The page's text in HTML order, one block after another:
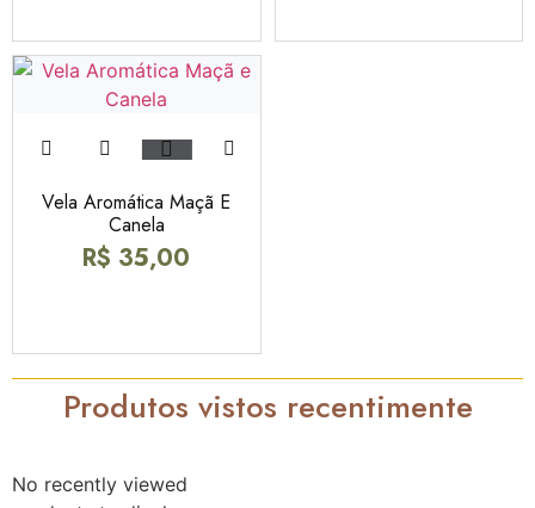
Vela Aromática Maçã E
Canela
R$ 35,00
Produtos vistos recentimente
No recently viewed